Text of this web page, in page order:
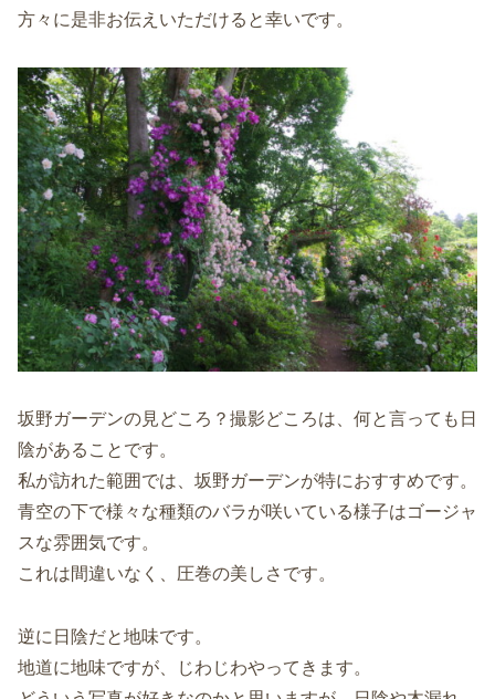
方々に是非お伝えいただけると幸いです。
坂野ガーデンの見どころ？撮影どころは、何と言っても日
陰があることです。
私が訪れた範囲では、坂野ガーデンが特におすすめです。
青空の下で様々な種類のバラが咲いている様子はゴージャ
スな雰囲気です。
これは間違いなく、圧巻の美しさです。
逆に日陰だと地味です。
地道に地味ですが、じわじわやってきます。